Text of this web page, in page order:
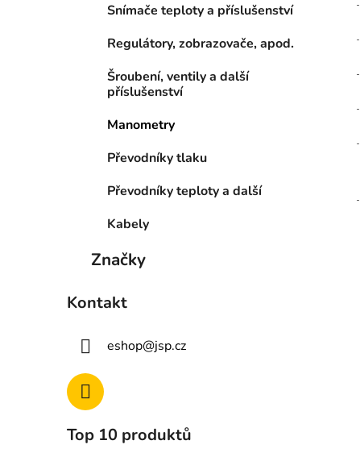
Snímače teploty a příslušenství
Regulátory, zobrazovače, apod.
Šroubení, ventily a další
příslušenství
Manometry
Převodníky tlaku
Převodníky teploty a další
Kabely
Značky
Kontakt
eshop@jsp.cz
Top 10 produktů